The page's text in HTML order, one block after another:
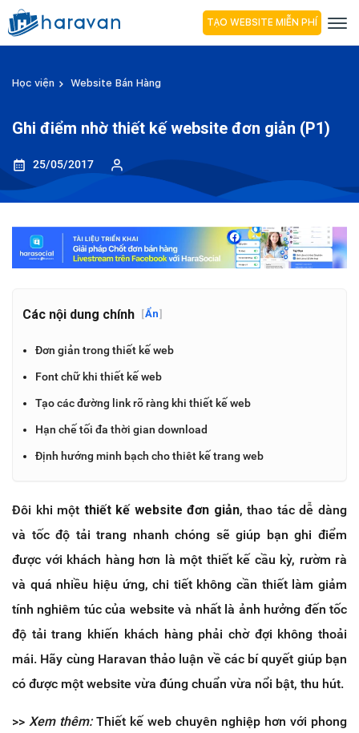
TẠO WEBSITE MIỄN PHÍ
Học viện Website Bán Hàng
Ghi điểm nhờ thiết kế website đơn giản (P1)
25/05/2017
Các nội dung chính [Ẩn]
Đơn giản trong thiết kế web
Font chữ khi thiết kế web
Tạo các đường link rõ ràng khi thiết kế web
Hạn chế tối đa thời gian download
Định hướng minh bạch cho thiêt kế trang web
Đôi khi một thiết kế website đơn giản, thao tác dễ dàng
và tốc độ tải trang nhanh chóng sẽ giúp bạn ghi điểm
được với khách hàng hơn là một thiết kế cầu kỳ, rườm rà
và quá nhiều hiệu ứng, chi tiết không cần thiết làm giảm
tính nghiêm túc của website và nhất là ảnh hưởng đến tốc
độ tải trang khiến khách hàng phải chờ đợi không thoải
mái. Hãy cùng Haravan thảo luận về các bí quyết giúp bạn
có được một website vừa đúng chuẩn vừa nổi bật, thu hút.
>> Xem thêm:Thiết kế web chuyên nghiệp hơn với phong